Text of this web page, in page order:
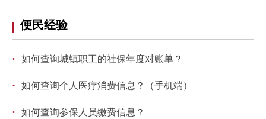
便民经验
· 如何查询城镇职工的社保年度对账单？
· 如何查询个人医疗消费信息？（手机端）
· 如何查询参保人员缴费信息？